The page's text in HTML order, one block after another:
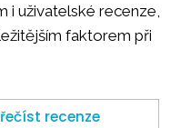
i uživatelské recenze,
faktorem při
recenze